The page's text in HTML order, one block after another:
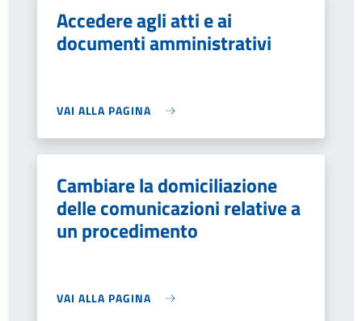
Accedere agli atti e ai
documenti amministrativi
VAI ALLA PAGINA
Cambiare la domiciliazione
delle comunicazioni relative a
un procedimento
VAI ALLA PAGINA